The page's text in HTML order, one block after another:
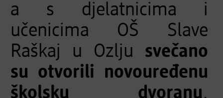
a s djelatnicima i
učenicima OŠ Slave
Raškaj u Ozlju svečano
su otvorili novouređenu
školsku dvoranu.